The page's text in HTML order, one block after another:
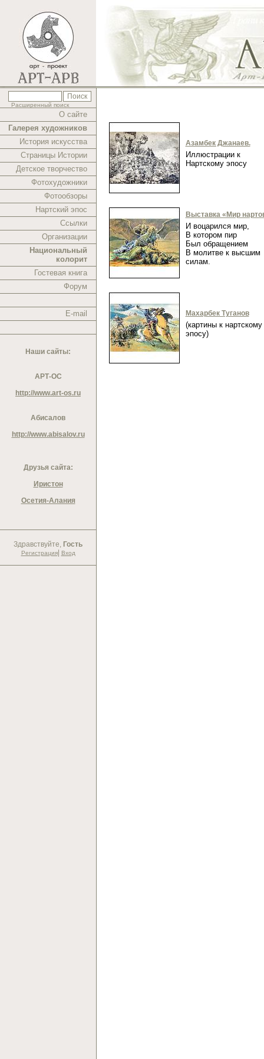
Расширенный поиск
О сайте
Галерея художников
История искусства
Страницы Истории
Детское творчество
Фотохудожники
Фотообзоры
Нартский эпос
Ссылки
Организации
Национальный
колорит
Гостевая книга
Форум
E-mail
Наши сайты:
АРТ-ОС
http://www.art-os.ru
Абисалов
http://www.abisalov.ru
Друзья сайта:
Иристон
Осетия-Алания
Здравствуйте, Гость
Регистрация| Вход
Азамбек Джанаев.
Иллюстрации к
Нартскому эпосу
Выставка «Мир
И воцарился мир,
В котором пир
Был обращением
В молитве к высшим
силам.
Махарбек Туганов
(картины к нартскому
эпосу)